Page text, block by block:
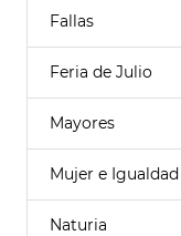
Fallas
Feria de Julio
Mayores
Mujer e Igualdad
Naturia